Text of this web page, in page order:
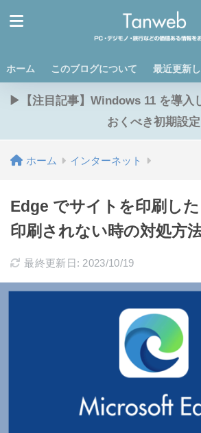
ホーム このブログについて 最近更新
▶【注目記事】Windows 11 を導入
おくべき初期設定
ホーム インターネット
Edge でサイトを印刷し
印刷されない時の対処方
最終更新日: 2023/10/19